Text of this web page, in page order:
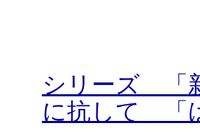
シリーズ 「
に抗して 「